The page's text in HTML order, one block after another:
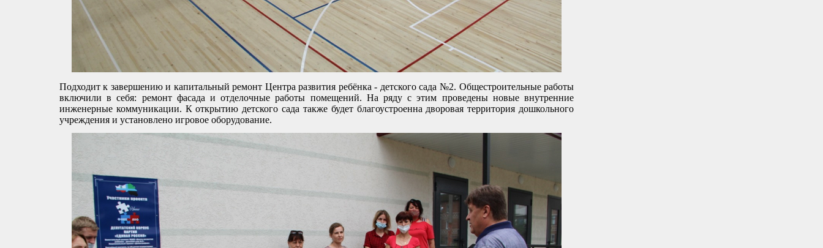
Подходит к завершению и капитальный ремонт Центра развития ребёнка - детского сада №2. Общестроительные работы
включили в себя: ремонт фасада и отделочные работы помещений. На ряду с этим проведены новые внутренние
инженерные коммуникации. К открытию детского сада также будет благоустроенна дворовая территория дошкольного
учреждения и установлено игровое оборудование.